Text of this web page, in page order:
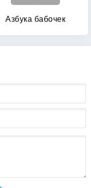
Азбука бабочек